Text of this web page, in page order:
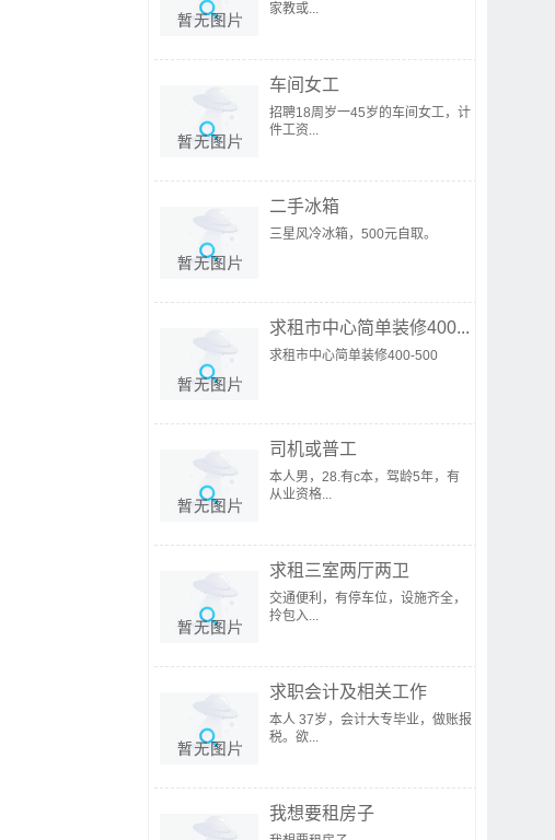
家教或...
车间女工
招聘18周岁一45岁的车间女工，计
件工资...
二手冰箱
三星风冷冰箱，500元自取。
求租市中心简单装修400...
求租市中心简单装修400-500
司机或普工
本人男，28.有c本，驾龄5年，有
从业资格...
求租三室两厅两卫
交通便利，有停车位，设施齐全，
拎包入...
求职会计及相关工作
本人 37岁，会计大专毕业，做账报
税。欲...
我想要租房子